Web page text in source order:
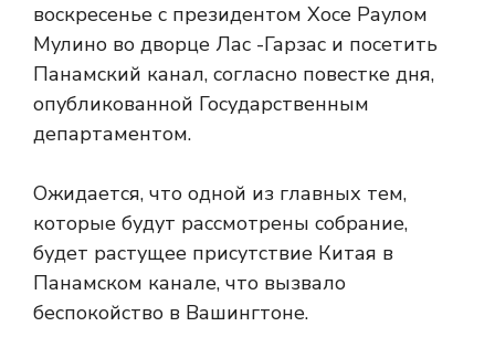
воскресенье с президентом Хосе Раулом
Мулино во дворце Лас -Гарзас и посетить
Панамский канал, согласно повестке дня,
опубликованной Государственным
департаментом.
Ожидается, что одной из главных тем,
которые будут рассмотрены собрание,
будет растущее присутствие Китая в
Панамском канале, что вызвало
беспокойство в Вашингтоне.